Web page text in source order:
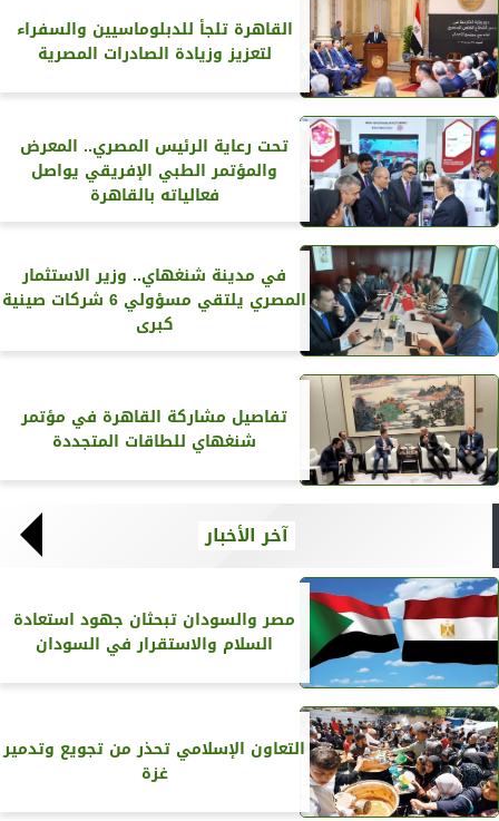
القاهرة تلجأ للدبلوماسيين والسفراء
لتعزيز وزيادة الصادرات المصرية
تحت رعاية الرئيس المصري.. المعرض
والمؤتمر الطبي الإفريقي يواصل
فعالياته بالقاهرة
في مدينة شنغهاي.. وزير الاستثمار
المصري يلتقي مسؤولي 6 شركات صينية
كبرى
تفاصيل مشاركة القاهرة في مؤتمر
شنغهاي للطاقات المتجددة
آخر الأخبار
مصر والسودان تبحثان جهود استعادة
السلام والاستقرار في السودان
التعاون الإسلامي تحذر من تجويع وتدمير
غزة